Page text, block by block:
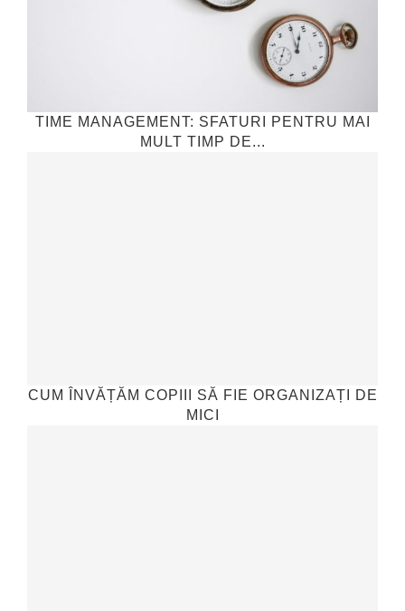
TIME MANAGEMENT: SFATURI PENTRU MAI
MULT TIMP DE...
CUM ÎNVĂȚĂM COPIII SĂ FIE ORGANIZAȚI DE
MICI